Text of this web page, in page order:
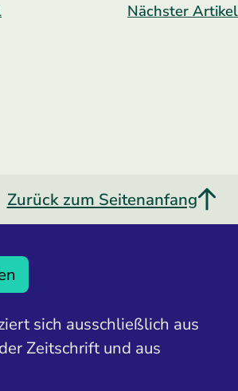
Nächster Artikel
Zurück zum Seitenanfang
sich ausschließlich aus
Zeitschrift und aus